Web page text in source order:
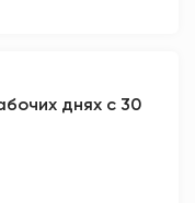
днях с 30